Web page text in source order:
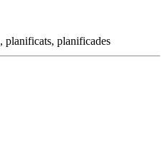
, planificats, planificades